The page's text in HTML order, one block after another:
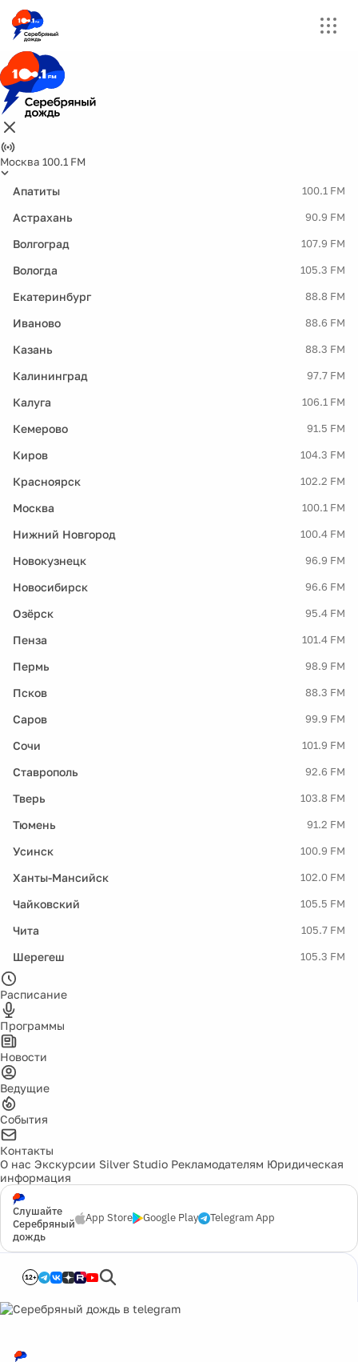
Москва 100.1 FM
Апатиты 100.1 FM
Астрахань 90.9 FM
Волгоград 107.9 FM
Вологда 105.3 FM
Екатеринбург 88.8 FM
Иваново 88.6 FM
Казань 88.3 FM
Калининград 97.7 FM
Калуга 106.1 FM
Кемерово 91.5 FM
Киров 104.3 FM
Красноярск 102.2 FM
Москва 100.1 FM
Нижний Новгород 100.4 FM
Новокузнецк 96.9 FM
Новосибирск 96.6 FM
Озёрск 95.4 FM
Пенза 101.4 FM
Пермь 98.9 FM
Псков 88.3 FM
Саров 99.9 FM
Сочи 101.9 FM
Ставрополь 92.6 FM
Тверь 103.8 FM
Тюмень 91.2 FM
Усинск 100.9 FM
Ханты-Мансийск 102.0 FM
Чайковский 105.5 FM
Чита 105.7 FM
Шерегеш 105.3 FM
Расписание
Программы
Новости
Ведущие
События
Контакты
О нас Экскурсии Silver Studio Рекламодателям Юридическая
информация
Слушайте
Серебряный
дождь
App Store Google Play Telegram App
12+